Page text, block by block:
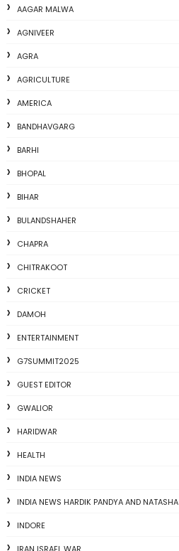
AAGAR MALWA
AGNIVEER
AGRA
AGRICULTURE
AMERICA
BANDHAVGARG
BARHI
BHOPAL
BIHAR
BULANDSHAHER
CHAPRA
CHITRAKOOT
CRICKET
DAMOH
ENTERTAINMENT
G7SUMMIT2025
GUEST EDITOR
GWALIOR
HARIDWAR
HEALTH
INDIA NEWS
INDIA NEWS HARDIK PANDYA AND NATASHA
INDORE